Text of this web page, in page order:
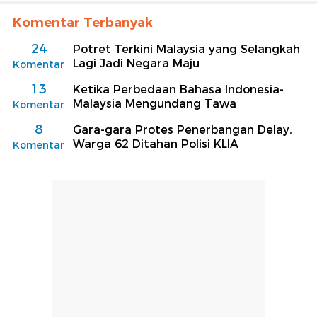
Komentar Terbanyak
24
Komentar
Potret Terkini Malaysia yang Selangkah
Lagi Jadi Negara Maju
13
Komentar
Ketika Perbedaan Bahasa Indonesia-
Malaysia Mengundang Tawa
8
Komentar
Gara-gara Protes Penerbangan Delay,
Warga 62 Ditahan Polisi KLIA